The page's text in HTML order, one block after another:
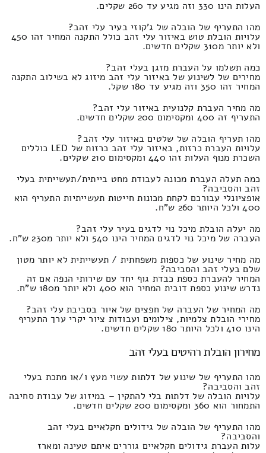
העלות הינו 330 וזה מגיע עד 260 שקלים.
מהו התעריף של הובלה של ג'קוזי בעיר עלי זהב?
עלויות הובלת טוש באיזור עלי זהב כולל התקנה המחיר זהו 450
ולא יותר מ310 שקלים חדשים.
כמה תשלמו על העברת מזגן בעלי זהב?
מחירים של לשינוע של באיזור עלי זהב מיזוג לא בשילוב התקנה
המחיר זהו 350 וזה מגיע עד 180 שקל.
מה מחיר העברת קלנועית באיזור עלי זהב?
התעריף זה 400 ומקסימום 200 שקלים חדשים.
מהו תעריף הובלה של שלטים באיזור עלי זהב?
עלויות העברת כרזות, באיזור עלי זהב כרזות של LED כוללים
השכרת מנוף העלות זהו 440 ומקסימום 210 שקלים.
כמה תעלה העברת מכונה לעבודת מחט בייתית/תעשייתית בעלי
זהב והסביבה?
אופציונלי עבורכם לקחת מכונות חייטות תעשייתיות התעריף הוא
400 ולכל היותר 260 ש"ח.
מה יעלה הובלת מיכל נוי לדגים בעיר עלי זהב?
העברה של מיכל נוי לדגים המחיר הינו 540 ולא יותר מ230 ש"ח.
מה מחיר שינוע של כספות משפחתית / תעשייתית לא יותר מטון
שלם בעלי זהב והסביבה?
המחיר להעברת כספת כבדת גוף יחד עם שירותי הנפה אם זה
נדרש שינוע כספת דובית המחיר הוא 400 ולא יותר מ180 ש"ח.
מה המחיר של העברה של חפצים של איור בסביבת עלי זהב?
מחירי הובלת צלמיות, צילומים ועבודות ציור יקרי ערך התעריף
הינו 410 ולכל היותר 180 שקלים חדשים.
מחירון הובלת רהיטים בעלי זהב
מהו התעריף של שינוע של דלתות עשוי מעץ ו/או מתכת בעלי
זהב והסביבה?
עלויות הובלה של דלתות בלי להתקין – במיזוג של עבודת סחיבה
התמחור הוא 360 ומקסימום 200 שקלים חדשים.
מהו התעריף של הובלה של גידולים חקלאיים בעלי זהב
והסביבה?
עלות העברת גידולים חקלאיים גוררים איתם טעינה ומארז